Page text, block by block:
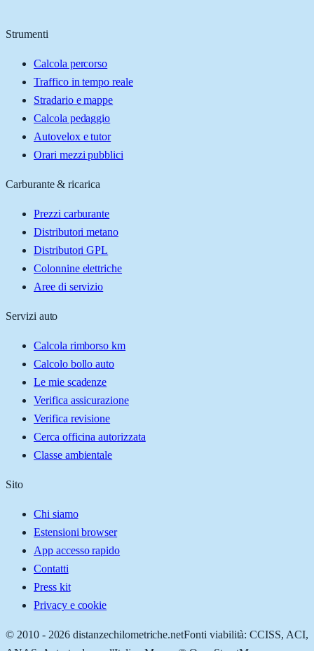
Strumenti
Calcola percorso
Traffico in tempo reale
Stradario e mappe
Calcola pedaggio
Autovelox e tutor
Orari mezzi pubblici
Carburante & ricarica
Prezzi carburante
Distributori metano
Distributori GPL
Colonnine elettriche
Aree di servizio
Servizi auto
Calcola rimborso km
Calcolo bollo auto
Le mie scadenze
Verifica assicurazione
Verifica revisione
Cerca officina autorizzata
Classe ambientale
Sito
Chi siamo
Estensioni browser
App accesso rapido
Contatti
Press kit
Privacy e cookie
© 2010 - 2026 distanzechilometriche.netFonti viabilità: CCISS, ACI,